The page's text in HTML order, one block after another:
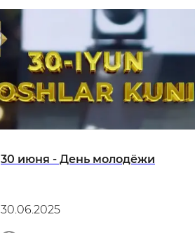
30 июня - День молодёжи
30.06.2025